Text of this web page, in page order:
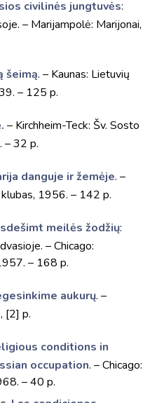
civilinės jungtuvės:
– Marijampolė: Marijonai,
šeimą. – Kaunas: Lietuvių
– 125 p.
– Kirchheim-Teck: Šv. Sosto
– 32 p.
danguje ir žemėje. –
1956. – 142 p.
meilės žodžių:
– Chicago:
– 168 p.
aukurų. –
[2] p.
conditions in
occupation. – Chicago:
– 40 p.